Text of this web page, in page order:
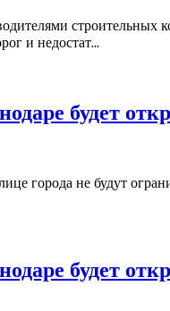
и недостат...
будет
города не будут
будет